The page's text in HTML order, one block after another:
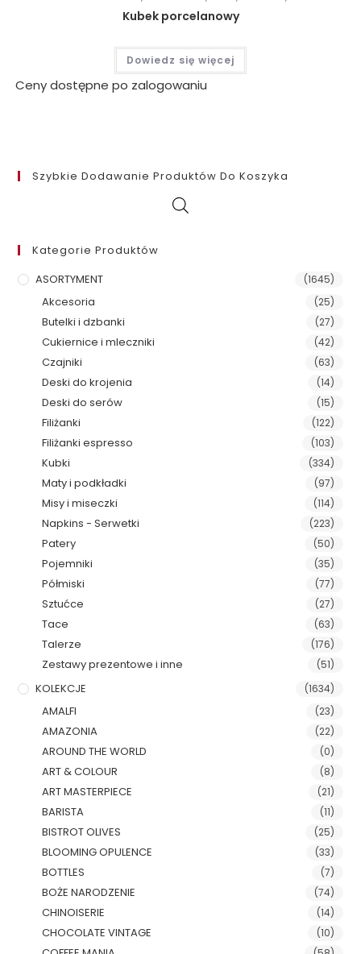
Kubek porcelanowy
Dowiedz się więcej
Ceny dostępne po zalogowaniu
Szybkie Dodawanie Produktów Do Koszyka
Kategorie Produktów
ASORTYMENT
(1645)
Akcesoria (25)
Butelki i dzbanki (27)
Cukiernice i mleczniki (42)
Czajniki (63)
Deski do krojenia (14)
Deski do serów (15)
Filiżanki (122)
Filiżanki espresso (103)
Kubki (334)
Maty i podkładki (97)
Misy i miseczki (114)
Napkins - Serwetki (223)
Patery (50)
Pojemniki (35)
Półmiski (77)
Sztućce (27)
Tace (63)
Talerze (176)
Zestawy prezentowe i inne (51)
KOLEKCJE (1634)
AMALFI (23)
AMAZONIA (22)
AROUND THE WORLD (0)
ART & COLOUR (8)
ART MASTERPIECE (21)
BARISTA (11)
BISTROT OLIVES (25)
BLOOMING OPULENCE (33)
BOTTLES (7)
BOŻE NARODZENIE (74)
CHINOISERIE (14)
CHOCOLATE VINTAGE (10)